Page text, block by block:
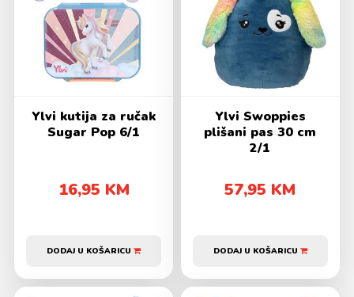
Ylvi kutija za ručak
Sugar Pop 6/1
16,95 KM
DODAJ U KOŠARICU
Ylvi Swoppies
plišani pas 30 cm
2/1
57,95 KM
DODAJ U KOŠARICU